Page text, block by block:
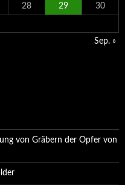
28 29 30
Sep. »
von Gräbern der Opfer von